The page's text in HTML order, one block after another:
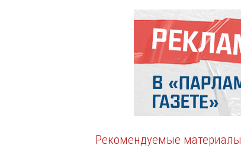
Рекомендуемые материалы